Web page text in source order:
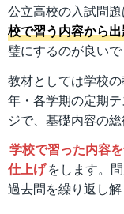
公立高校の入試問題
校で習う内容から
璧にするのが良いで
教材としては学校
年・各学期の定期
ジで、基礎内容の総
学校で習った内容
仕上げをします。
過去問を繰り返し解